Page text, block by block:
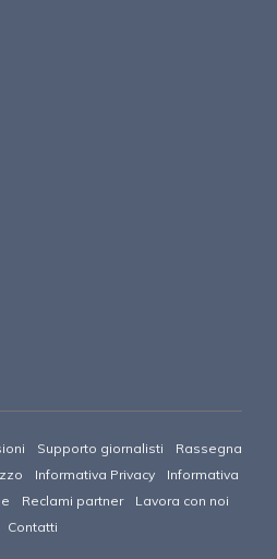
Supporto giornalisti
Rassegna
Informativa Privacy
Informativa
Reclami partner
Lavora con noi
Contatti